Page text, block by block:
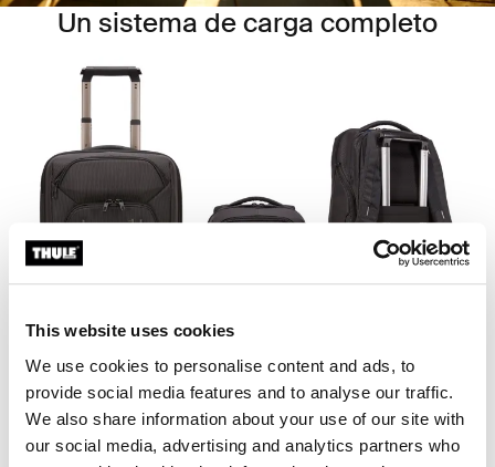
This website uses cookies
We use cookies to personalise content and ads, to
provide social media features and to analyse our traffic.
We also share information about your use of our site with
our social media, advertising and analytics partners who
Un sistema de carga completo
Thule Crossover 2 es una colección de equipaje
resistente y de excelente apariencia con mochilas
combinables, tanto para recorridos diarios como para